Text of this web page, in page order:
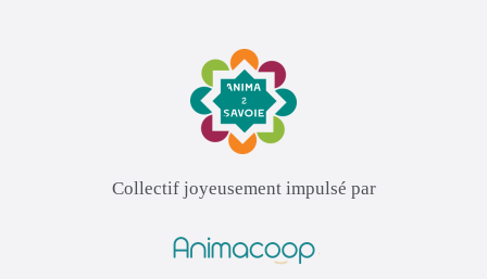
Collectif joyeusement impulsé par